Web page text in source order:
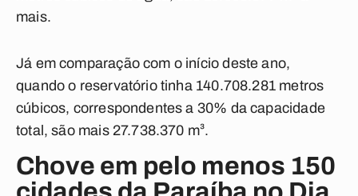
mais.
Já em comparação com o início deste ano,
quando o reservatório tinha 140.708.281 metros
cúbicos, correspondentes a 30% da capacidade
total, são mais 27.738.370 m³.
Chove em pelo menos 150